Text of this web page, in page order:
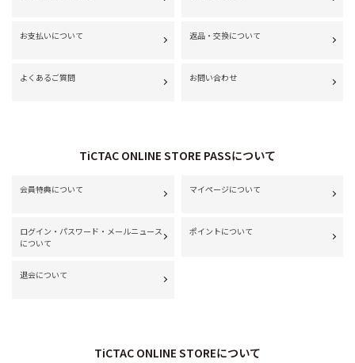
お支払いについて 返品・交換について
よくあるご質問 お問い合わせ
TiCTAC ONLINE STORE PASSについて
会員特典について マイページについて
ログイン・パスワード・メールニュース
について
ポイントについて
退会について
TiCTAC ONLINE STOREについて